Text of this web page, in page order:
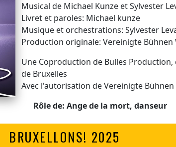
Musical de Michael Kunze et Sylvester
Livret et paroles: Michael kunze
Musique et orchestrations: Sylvester
Production originale: Vereinigte Bühnen
Une Coproduction de Bulles
de Bruxelles
Avec l'autorisation de Vereinigte Bühnen
Rôle de: Ange de la mort, danseur
BRUXELLONS! 2025